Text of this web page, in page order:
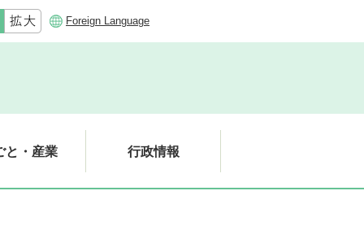
Foreign Language
と・産業 行政情報